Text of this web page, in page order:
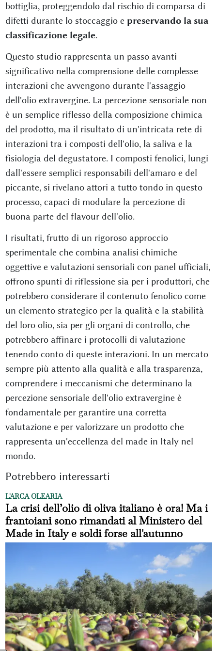
bottiglia, proteggendolo dal rischio di comparsa di
difetti durante lo stoccaggio e preservando la sua
classificazione legale.
Questo studio rappresenta un passo avanti
significativo nella comprensione delle complesse
interazioni che avvengono durante l'assaggio
dell'olio extravergine. La percezione sensoriale non
è un semplice riflesso della composizione chimica
del prodotto, ma il risultato di un'intricata rete di
interazioni tra i composti dell'olio, la saliva e la
fisiologia del degustatore. I composti fenolici, lungi
dall'essere semplici responsabili dell'amaro e del
piccante, si rivelano attori a tutto tondo in questo
processo, capaci di modulare la percezione di
buona parte del flavour dell'olio.
I risultati, frutto di un rigoroso approccio
sperimentale che combina analisi chimiche
oggettive e valutazioni sensoriali con panel ufficiali,
offrono spunti di riflessione sia per i produttori, che
potrebbero considerare il contenuto fenolico come
un elemento strategico per la qualità e la stabilità
del loro olio, sia per gli organi di controllo, che
potrebbero affinare i protocolli di valutazione
tenendo conto di queste interazioni. In un mercato
sempre più attento alla qualità e alla trasparenza,
comprendere i meccanismi che determinano la
percezione sensoriale dell'olio extravergine è
fondamentale per garantire una corretta
valutazione e per valorizzare un prodotto che
rappresenta un'eccellenza del made in Italy nel
mondo.
Potrebbero interessarti
L'ARCA OLEARIA
La crisi dell’olio di oliva italiano è ora! Ma i
frantoiani sono rimandati al Ministero del
Made in Italy e soldi forse all'autunno